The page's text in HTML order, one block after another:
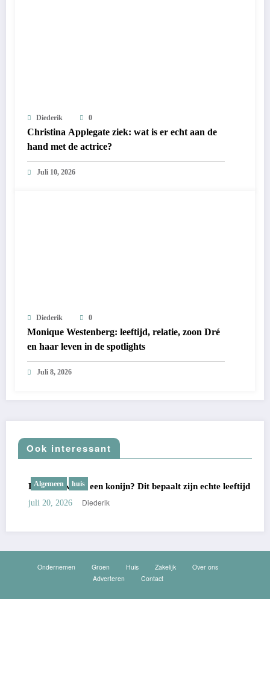
Diederik 0
Christina Applegate ziek: wat is er echt aan de
hand met de actrice?
Juli 10, 2026
Diederik 0
Monique Westenberg: leeftijd, relatie, zoon Dré
en haar leven in de spotlights
Juli 8, 2026
Ook interessant
Algemeen huis
Hoe oud wordt een konijn? Dit bepaalt zijn echte leeftijd
juli 20, 2026 Diederik
Ondernemen Groen Huis Zakelijk
Over ons
Adverteren
Contact